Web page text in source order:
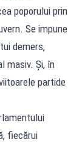
poporului prin
Se impune
demers,
masiv. Și, în
partide
fiecărui